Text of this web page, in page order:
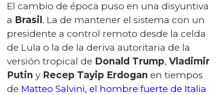
El cambio de época puso en una disyuntiva
a Brasil . La de mantener el sistema con un
presidente a control remoto desde la celda
de Lula o la de la deriva autoritaria de la
versión tropical de Donald Trump, Vladimir
Putin y Recep Tayip Erdogan en tiempos
de Matteo Salvini, el hombre fuerte de Italia